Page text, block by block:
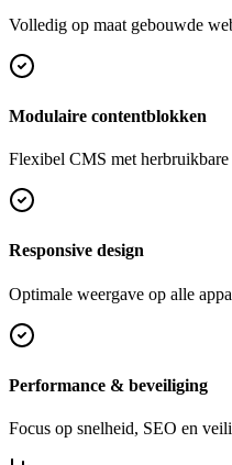
Volledig op maat gebouwde
Modulaire contentblokken
Flexibel CMS met herbruikbare
Responsive design
Optimale weergave op alle
Performance & beveiliging
Focus op snelheid, SEO en